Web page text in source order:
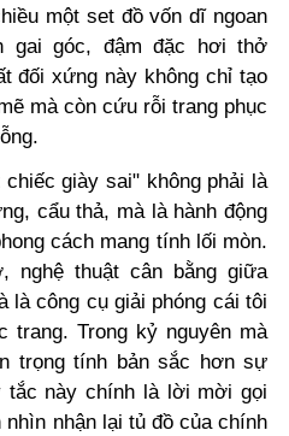
một set đồ vốn dĩ ngoan
gai góc, đậm đặc hơi thở
đối xứng này không chỉ tạo
mà còn cứu rỗi trang phục
giày sai" không phải là
cẩu thả, mà là hành động
cách mang tính lối mòn.
nghệ thuật cân bằng giữa
là công cụ giải phóng cái tôi
trang. Trong kỷ nguyên mà
trọng tính bản sắc hơn sự
tắc này chính là lời mời gọi
nhìn nhận lại tủ đồ của chính